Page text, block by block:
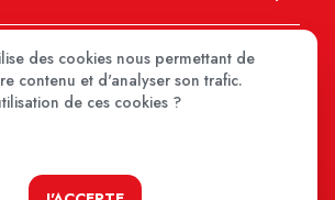
des cookies nous permettant de
contenu et d'analyser son trafic.
de ces cookies ?